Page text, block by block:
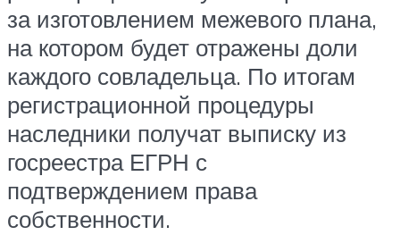
за изготовлением межевого плана,
на котором будет отражены доли
каждого совладельца. По итогам
регистрационной процедуры
наследники получат выписку из
госреестра ЕГРН с
подтверждением права
собственности.